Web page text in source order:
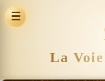
☰
La